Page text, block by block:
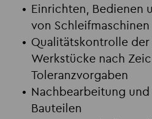
Einrichten, Bedienen
von Schleifmaschinen
Qualitätskontrolle
Werkstücke nach
Toleranzvorgaben
Nachbearbeitung
Bauteilen